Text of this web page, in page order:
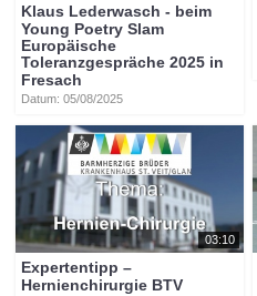
Klaus Lederwasch - beim
Young Poetry Slam
Europäische
Toleranzgespräche 2025 in
Fresach
Datum: 05/08/2025
03:10
Expertentipp –
Hernienchirurgie BTV